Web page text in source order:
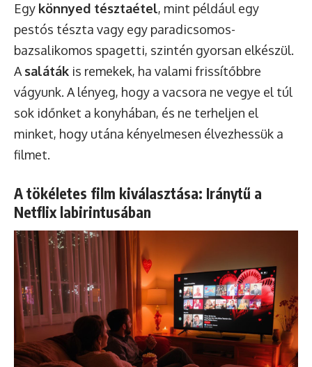
Egy könnyed tésztaétel, mint például egy
pestós tészta vagy egy paradicsomos-
bazsalikomos spagetti, szintén gyorsan elkészül.
A saláták is remekek, ha valami frissítőbbre
vágyunk. A lényeg, hogy a vacsora ne vegye el túl
sok időnket a konyhában, és ne terheljen el
minket, hogy utána kényelmesen élvezhessük a
filmet.
A tökéletes film kiválasztása: Iránytű a
Netflix labirintusában